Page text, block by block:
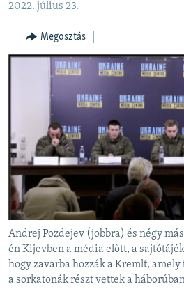
NER15
SZABADON
TÁRSADALOM
A PÉNZ NYOMÁBAN
EURÓPAI UNIÓ
VILÁG
KLÍMAVÁLTOZÁS
A MÚLT TANULSÁGAI
KÖVESSEN MINKET!
2022. július 23.
Megosztás
Andrej Pozdejev (jobbra) és négy
én Kijevben a média előtt, a
hogy zavarba hozzák a Kremlt,
a sorkatonák részt vettek a